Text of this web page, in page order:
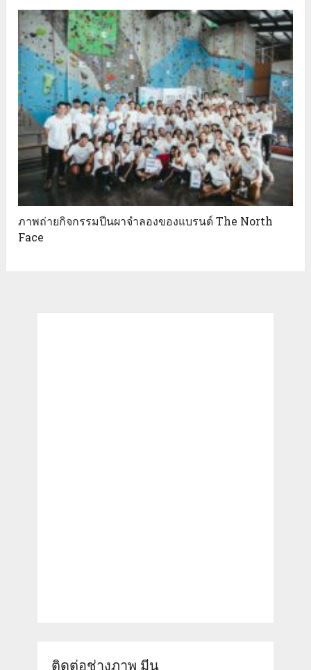
ภาพถ่ายกิจกรรมปีนผาจำลองของแบรนด์ The North
Face
ติดต่อช่างภาพ มีน